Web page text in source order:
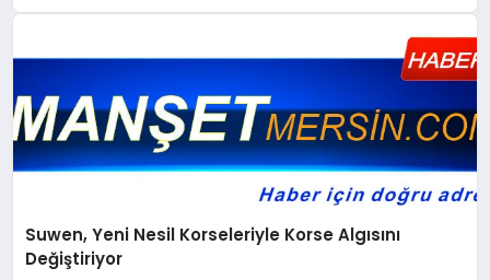
Suwen, Yeni Nesil Korseleriyle Korse Algısını
Değiştiriyor